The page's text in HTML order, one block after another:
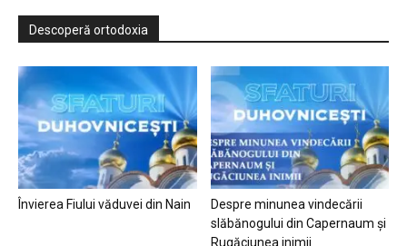
Descoperă ortodoxia
Învierea Fiului văduvei din Nain
Despre minunea vindecării
slăbănogului din Capernaum și
Rugăciunea inimii